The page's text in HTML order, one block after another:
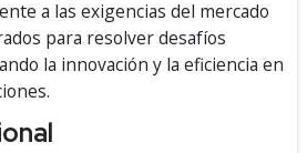
a las exigencias del mercado
para resolver desafíos
la innovación y la eficiencia en